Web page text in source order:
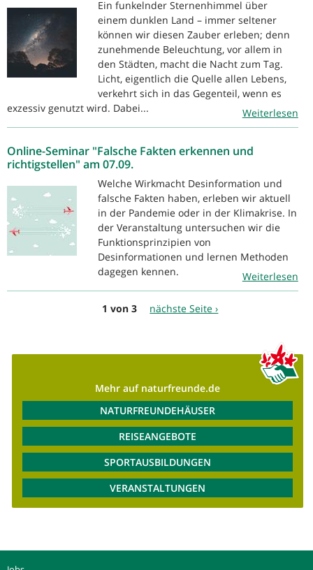
Ein funkelnder Sternenhimmel über
einem dunklen Land – immer seltener
können wir diesen Zauber erleben; denn
zunehmende Beleuchtung, vor allem in
den Städten, macht die Nacht zum Tag.
Licht, eigentlich die Quelle allen Lebens,
verkehrt sich in das Gegenteil, wenn es
exzessiv genutzt wird. Dabei...
Weiterlesen
Online-Seminar "Falsche Fakten erkennen und
richtigstellen" am 07.09.
Welche Wirkmacht Desinformation und
falsche Fakten haben, erleben wir aktuell
in der Pandemie oder in der Klimakrise. In
der Veranstaltung untersuchen wir die
Funktionsprinzipien von
Desinformationen und lernen Methoden
dagegen kennen.
Weiterlesen
1 von 3 nächste Seite ›
Mehr auf naturfreunde.de
NATURFREUNDEHÄUSER
REISEANGEBOTE
SPORTAUSBILDUNGEN
VERANSTALTUNGEN